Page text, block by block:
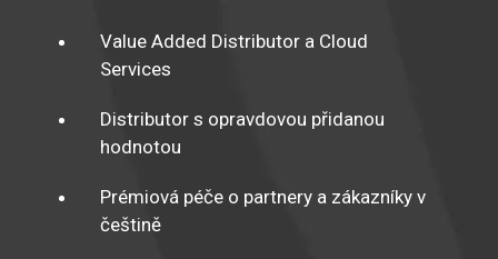
Value Added Distributor a Cloud
Services
Distributor s opravdovou přidanou
hodnotou
Prémiová péče o partnery a zákazníky v
češtině